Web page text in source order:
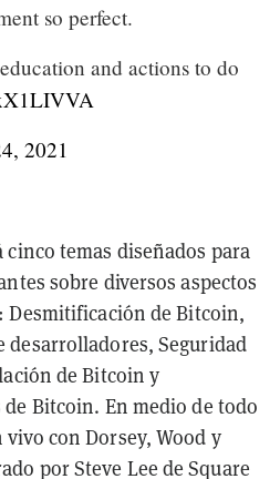
so perfect.
and actions to do
2021
temas diseñados para
sobre diversos aspectos
Desmitificación de Bitcoin,
desarrolladores, Seguridad
de Bitcoin y
Bitcoin. En medio de todo
con Dorsey, Wood y
por Steve Lee de Square